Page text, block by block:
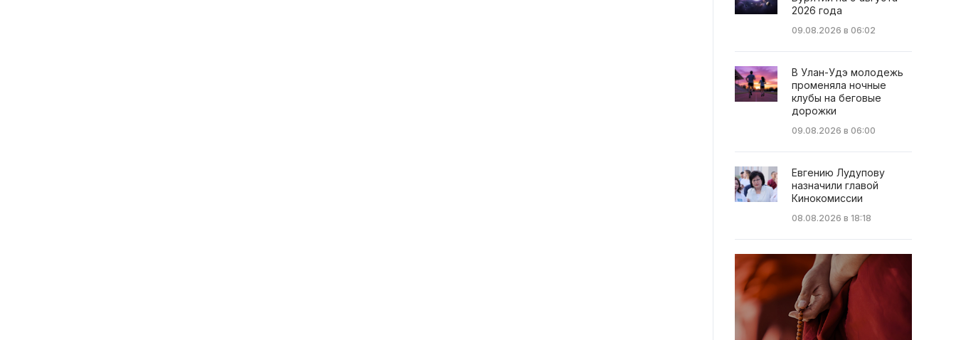
2026 года
09.08.2026 в 06:02
В Улан-Удэ молодежь
променяла ночные
клубы на беговые
дорожки
09.08.2026 в 06:00
Евгению Лудупову
назначили главой
Кинокомиссии
08.08.2026 в 18:18